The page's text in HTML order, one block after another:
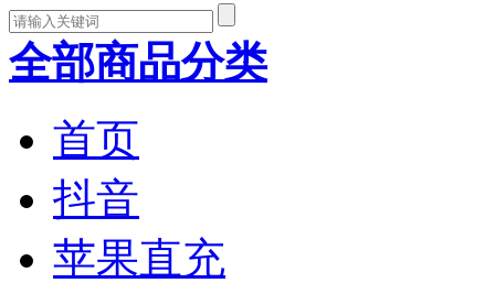
全部商品分类
首页
抖音
苹果直充